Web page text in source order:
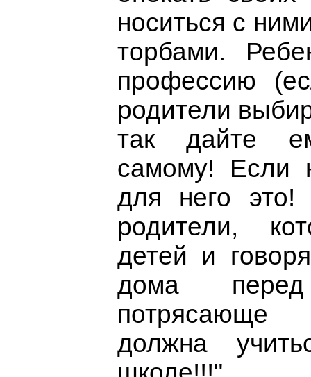
носиться с
торбами.
профессию
родители
так дайте
самому! Если
для него это!
родители,
детей и
дома перед
должна